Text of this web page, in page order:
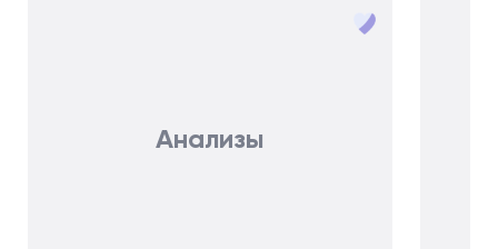
Анализы